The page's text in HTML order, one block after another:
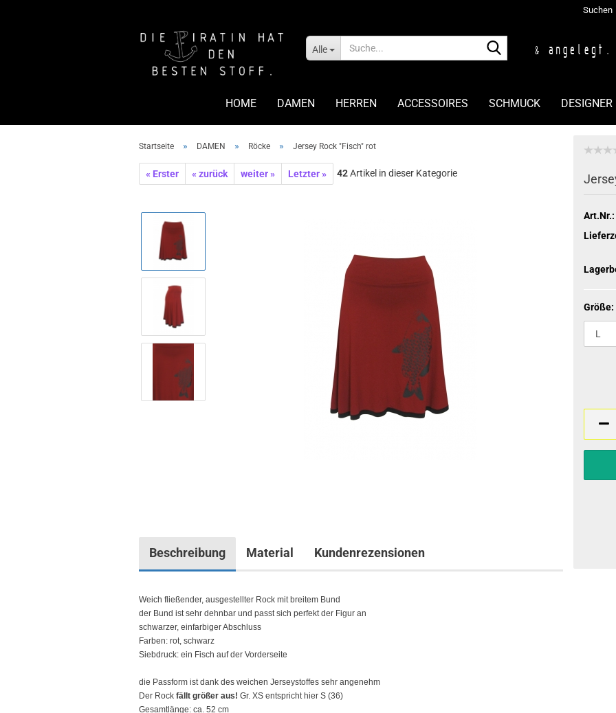
Suchen
Alle
HOME DAMEN HERREN ACCESSOIRES SCHMUCK DESIGNER
Startseite » DAMEN » Röcke » Jersey Rock "Fisch" rot
« Erster « zurück weiter » Letzter » 42Artikel in dieser Kategorie
Art.Nr.:
Größe:
Beschreibung Material Kundenrezensionen
Weich fließender, ausgestellter Rock mit breitem Bund
der Bund ist sehr dehnbar und passt sich perfekt der Figur an
schwarzer, einfarbiger Abschluss
Farben: rot, schwarz
Siebdruck: ein Fisch auf der Vorderseite
die Passform ist dank des weichen Jerseystoffes sehr angenehm
Der Rock fällt größer aus! Gr. XS entspricht hier S (36)
Gesamtlänge: ca. 52 cm